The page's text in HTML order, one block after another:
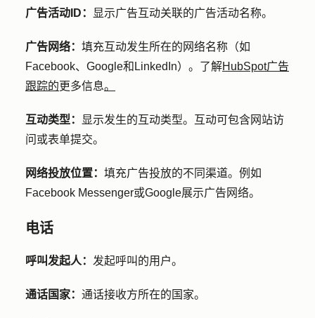
广告活动ID： 显示广告互动关联的广告活动名称。
广告网络： 填充互动发生所在的网络名称（如
Facebook、Google和LinkedIn）。了解HubSpot广告
跟踪的更多信息。
互动类型：
显示发生的互动类型。互动可包含网站访
问或表单提交。
网络投放位置： 填充广告投放的不同渠道。例如
Facebook Messenger或Google展示广告网络。
电话
呼叫发起人： 发起呼叫的用户。
通话国家： 通话接收方所在的国家。